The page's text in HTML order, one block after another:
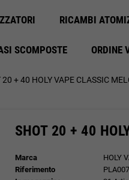
RICAMBI
SCOMPOSTE ORDINE
20 + 40 HOLY VAPE CLASSIC
SHOT 20 + 40
Marca
HOLY
Riferimento